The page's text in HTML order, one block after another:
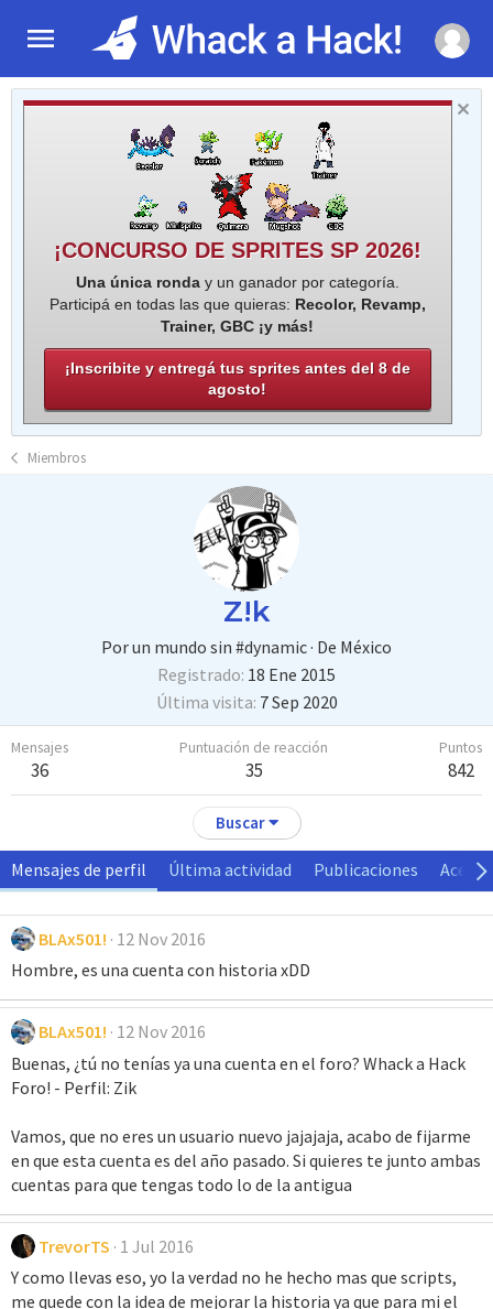
¡CONCURSO DE SPRITES SP 2026!
Una única ronday un ganador por categoría.
Participá en todas las que quieras: Recolor, Revamp,
Trainer, GBC ¡y más!
¡Inscribite y entregá tus sprites antes del 8 de
agosto!
Miembros
Z!k
Por un mundo sin #dynamic· De México
Registrado 18 Ene 2015
Última visita 7 Sep 2020
Mensajes
36
Puntuación de reacción
35
Puntos
842
Buscar
Mensajes de perfil Última actividad Publicaciones Acerca
BLAx501! 12 Nov 2016
Hombre, es una cuenta con historia xDD
BLAx501! 12 Nov 2016
Buenas, ¿tú no tenías ya una cuenta en el foro? Whack a Hack
Foro! - Perfil: Zik
Vamos, que no eres un usuario nuevo jajajaja, acabo de fijarme
en que esta cuenta es del año pasado. Si quieres te junto ambas
cuentas para que tengas todo lo de la antigua
TrevorTS 1 Jul 2016
Y como llevas eso, yo la verdad no he hecho mas que scripts,
me quede con la idea de mejorar la historia ya que para mi el